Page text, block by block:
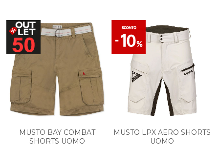
MUSTO BAY COMBAT
SHORTS UOMO
MUSTO LPX AERO SHORTS
UOMO